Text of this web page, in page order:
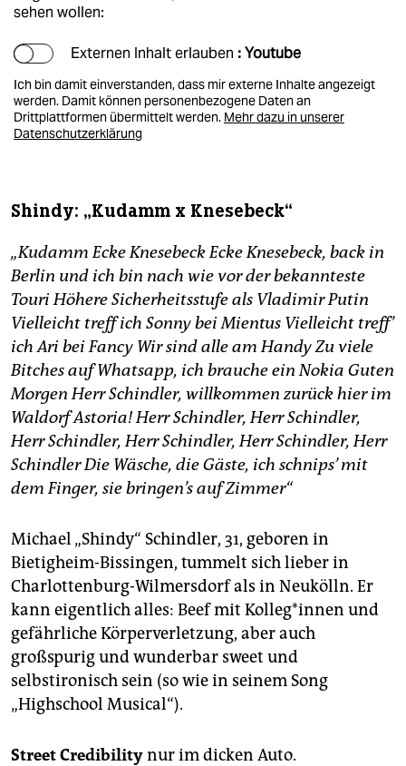
sehen wollen:
Externen Inhalt erlauben : Youtube
Ich bin damit einverstanden, dass mir externe Inhalte angezeigt
werden. Damit können personenbezogene Daten an
Drittplattformen übermittelt werden. Mehr dazu in unserer
Datenschutzerklärung
Shindy: „Kudamm x Knesebeck“
„Kudamm Ecke Knesebeck Ecke Knesebeck, back in
Berlin und ich bin nach wie vor der bekannteste
Touri Höhere Sicherheitsstufe als Vladimir Putin
Vielleicht treff ich Sonny bei Mientus Vielleicht treff’
ich Ari bei Fancy Wir sind alle am Handy Zu viele
Bitches auf Whatsapp, ich brauche ein Nokia Guten
Morgen Herr Schindler, willkommen zurück hier im
Waldorf Astoria! Herr Schindler, Herr Schindler,
Herr Schindler, Herr Schindler, Herr Schindler, Herr
Schindler Die Wäsche, die Gäste, ich schnips’ mit
dem Finger, sie bringen’s auf Zimmer“
Michael „Shindy“ Schindler, 31, geboren in
Bietigheim-Bissingen, tummelt sich lieber in
Charlottenburg-Wilmersdorf als in Neukölln. Er
kann eigentlich alles: Beef mit Kolleg*innen und
gefährliche Körperverletzung, aber auch
großspurig und wunderbar sweet und
selbstironisch sein (so wie in seinem Song
„Highschool Musical“).
Street Credibilitynur im dicken Auto.